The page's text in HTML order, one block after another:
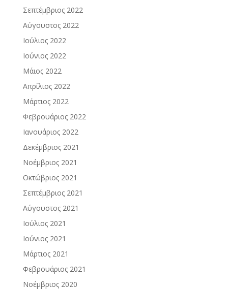
Σεπτέμβριος 2022
Αύγουστος 2022
Ιούλιος 2022
Ιούνιος 2022
Μάιος 2022
Απρίλιος 2022
Μάρτιος 2022
Φεβρουάριος 2022
Ιανουάριος 2022
Δεκέμβριος 2021
Νοέμβριος 2021
Οκτώβριος 2021
Σεπτέμβριος 2021
Αύγουστος 2021
Ιούλιος 2021
Ιούνιος 2021
Μάρτιος 2021
Φεβρουάριος 2021
Νοέμβριος 2020